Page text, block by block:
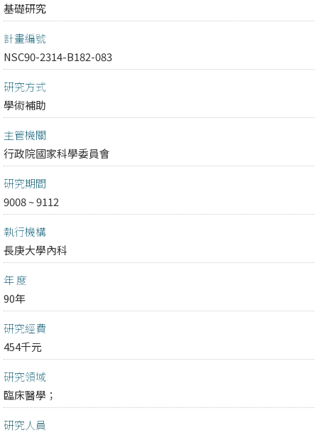
基礎研究
計畫編號
NSC90-2314-B182-083
研究方式
學術補助
主管機關
行政院國家科學委員會
研究期間
9008 ~ 9112
執行機構
長庚大學內科
年 度
90年
研究經費
454千元
研究領域
臨床醫學；
研究人員